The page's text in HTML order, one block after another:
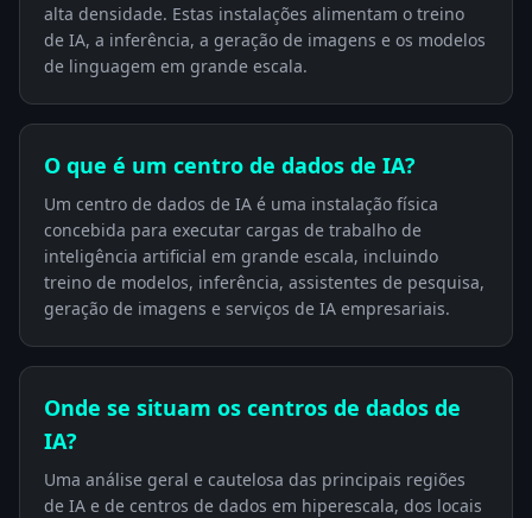
alta densidade. Estas instalações alimentam o treino
de IA, a inferência, a geração de imagens e os modelos
de linguagem em grande escala.
O que é um centro de dados de IA?
Um centro de dados de IA é uma instalação física
concebida para executar cargas de trabalho de
inteligência artificial em grande escala, incluindo
treino de modelos, inferência, assistentes de pesquisa,
geração de imagens e serviços de IA empresariais.
Onde se situam os centros de dados de
IA?
Uma análise geral e cautelosa das principais regiões
de IA e de centros de dados em hiperescala, dos locais